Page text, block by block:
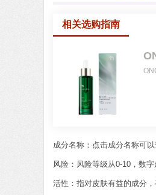
相关选购指南
成分名称：点击成分名称可以
风险：风险等级从0-10，数字
活性：指对皮肤有益的成分